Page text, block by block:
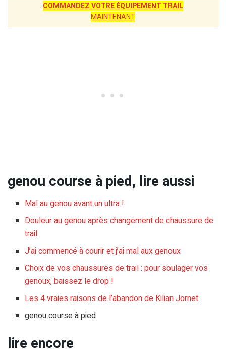
COMMANDEZ VOTRE ÉQUIPEMENT TRAIL
MAINTENANT
genou course à pied, lire aussi
Mal au genou avant un ultra !
Douleur au genou après changement de chaussure de
trail
J’ai commencé à courir et j’ai mal aux genoux
Choix de vos chaussures de trail : pour soulager vos
genoux, baissez le drop !
Les 4 vraies raisons de l’abandon de Kilian Jornet
genou course à pied
lire encore